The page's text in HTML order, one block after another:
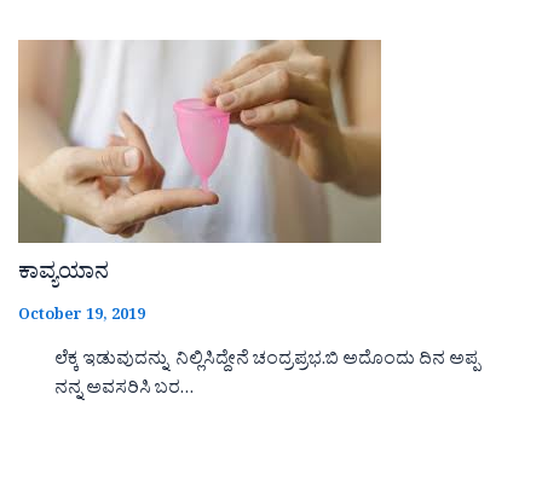
ಕಾವ್ಯಯಾನ
October 19, 2019
ಲೆಕ್ಕ ಇಡುವುದನ್ನು ನಿಲ್ಲಿಸಿದ್ದೇನೆ ಚಂದ್ರಪ್ರಭ.ಬಿ ಅದೊಂದು ದಿನ ಅಪ್ಪ
ನನ್ನ ಅವಸರಿಸಿ ಬರ…